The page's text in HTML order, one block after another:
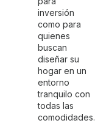
inversión
como para
quienes
buscan
diseñar su
hogar en un
entorno
tranquilo con
todas las
comodidades.